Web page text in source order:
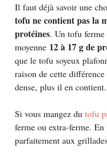
Il faut déjà savoir une
tofu ne contient pas la
protéines. Un tofu
moyenne 12 à 17 g de
que le tofu soyeux
raison de cette
dense, plus il en contient.
Si vous mangez du tofu
ferme ou extra-ferme. En
parfaitement aux